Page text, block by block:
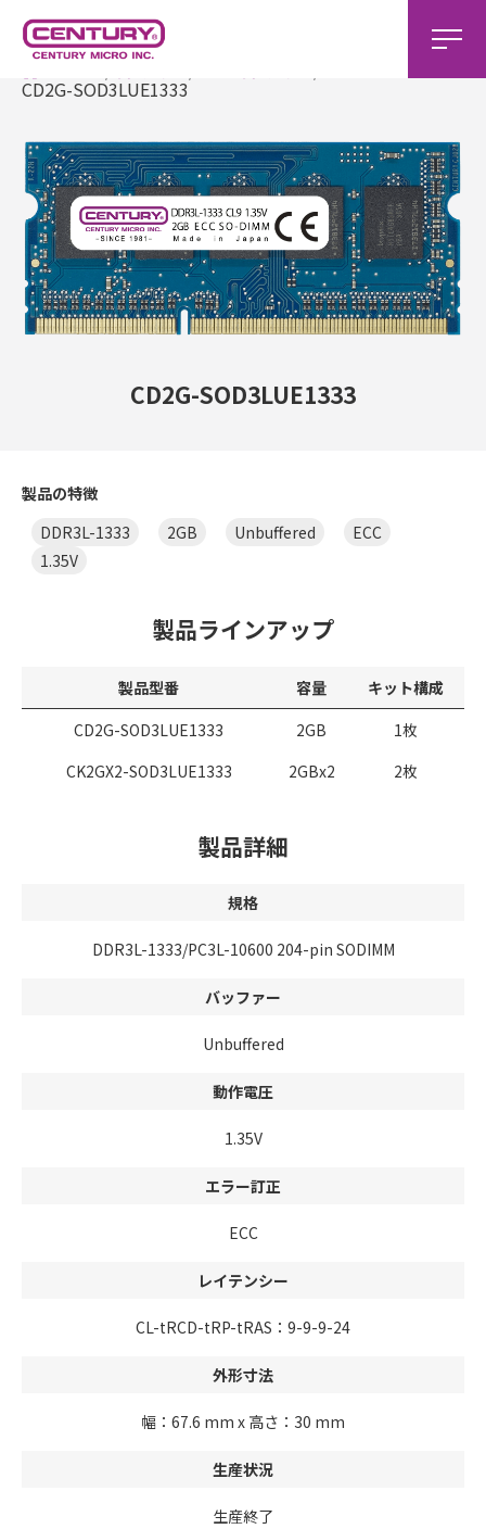
CD2G-SOD3LUE1333
CD2G-SOD3LUE1333
製品の特徴
DDR3L-1333
2GB Unbuffered
ECC
1.35V
製品ラインアップ
製品型番 容量
キット構成
CD2G-SOD3LUE1333
2GB
1枚
CK2GX2-SOD3LUE1333
2GBx2 2枚
製品詳細
規格
DDR3L-1333/PC3L-10600 204-pin SODIMM
バッファー
Unbuffered
動作電圧
1.35V
エラー訂正
ECC
レイテンシー
CL-tRCD-tRP-tRAS：9-9-9-24
外形寸法
幅：67.6 mm x 高さ：30 mm
生産状況
生産終了